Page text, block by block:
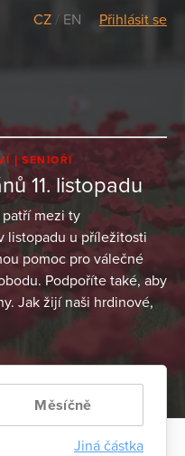
CZ / EN Přihlásit se
SENIOŘI
11. listopadu
mezi ty
listopadu u příležitosti
pomoc pro válečné
Podpoříte také, aby
Jak žijí naši hrdinové,
Měsíčně
Jiná částka